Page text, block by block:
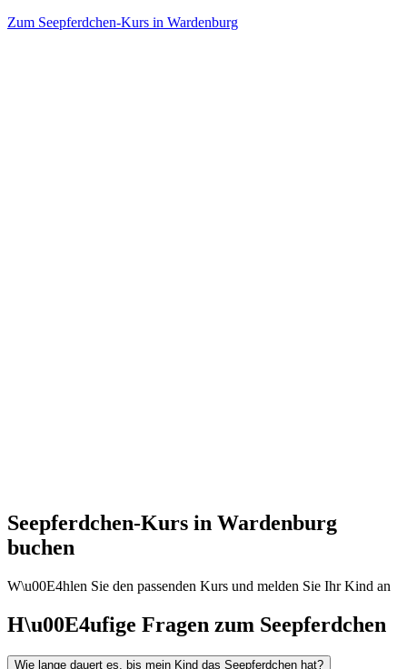
Zum Seepferdchen-Kurs in Wardenburg
Seepferdchen-Kurs in Wardenburg
buchen
W\u00E4hlen Sie den passenden Kurs und melden Sie Ihr Kind an
H\u00E4ufige Fragen zum Seepferdchen
Wie lange dauert es, bis mein Kind das Seepferdchen hat?